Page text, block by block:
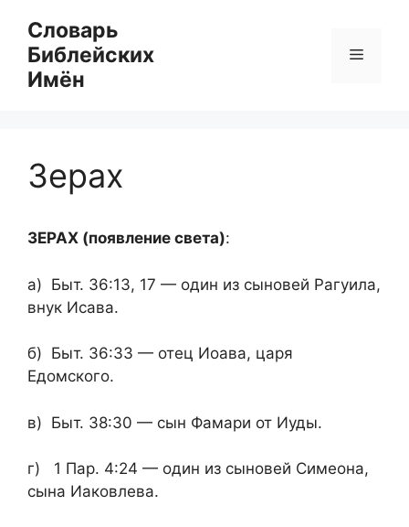
содержимому
Словарь
Библейских
Имён
Меню
Зерах
ЗЕРАХ (появление света):
а) Быт. 36:13, 17 — один из сыновей Рагуила,
внук Исава.
б) Быт. 36:33 — отец Иоава, царя
Едомского.
в) Быт. 38:30 — сын Фамари от Иуды.
г) 1 Пар. 4:24 — один из сыновей Симеона,
сына Иаковлева.